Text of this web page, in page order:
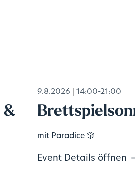
&
9.8.2026 14:00-21:00
mit Paradice 🎲
Event Details öffnen